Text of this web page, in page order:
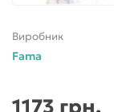
Виробник
Fama
1173 грн.